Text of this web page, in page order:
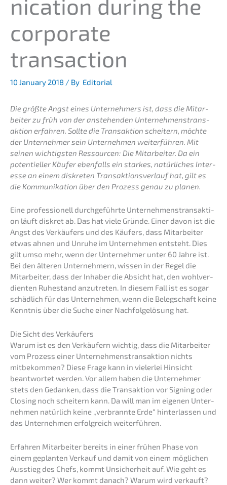
ni­ca­ti­on during the
corpo­ra­te
transaction
10 January 2018 / By Editorial
Die größte Angst eines Unter­neh­mers ist, dass die Mitar­
bei­ter zu früh von der anste­hen­den Unter­neh­mens­trans­
ak­ti­on erfah­ren. Sollte die Trans­ak­ti­on schei­tern, möchte
der Unter­neh­mer sein Unter­neh­men weiter­füh­ren. Mit
seinen wichtigs­ten Ressour­cen: Die Mitar­bei­ter. Da ein
poten­ti­el­ler Käufer ebenfalls ein starkes, natür­li­ches Inter­
es­se an einem diskre­ten Trans­ak­ti­ons­ver­lauf hat, gilt es
die Kommu­ni­ka­ti­on über den Prozess genau zu planen.
Eine profes­sio­nell durch­ge­führ­te Unter­neh­mens­trans­ak­ti­
on läuft diskret ab. Das hat viele Gründe. Einer davon ist die
Angst des Verkäu­fers und des Käufers, dass Mitar­bei­ter
etwas ahnen und Unruhe im Unter­neh­men entsteht. Dies
gilt umso mehr, wenn der Unter­neh­mer unter 60 Jahre ist.
Bei den älteren Unter­neh­mern, wissen in der Regel die
Mitar­bei­ter, dass der Inhaber die Absicht hat, den wohlver­
dien­ten Ruhestand anzutre­ten. In diesem Fall ist es sogar
schäd­lich für das Unter­neh­men, wenn die Beleg­schaft keine
Kennt­nis über die Suche einer Nachfol­ge­lö­sung hat.
Die Sicht des Verkäufers
Warum ist es den Verkäu­fern wichtig, dass die Mitar­bei­ter
vom Prozess einer Unter­neh­mens­trans­ak­ti­on nichts
mitbe­kom­men? Diese Frage kann in vieler­lei Hinsicht
beant­wor­tet werden. Vor allem haben die Unter­neh­mer
stets den Gedan­ken, dass die Trans­ak­ti­on vor Signing oder
Closing noch schei­tern kann. Da will man im eigenen Unter­
neh­men natür­lich keine „verbrann­te Erde“ hinter­las­sen und
das Unter­neh­men erfolg­reich weiterführen.
Erfah­ren Mitar­bei­ter bereits in einer frühen Phase von
einem geplan­ten Verkauf und damit von einem mögli­chen
Ausstieg des Chefs, kommt Unsicher­heit auf. Wie geht es
dann weiter? Wer kommt danach? Warum wird verkauft?